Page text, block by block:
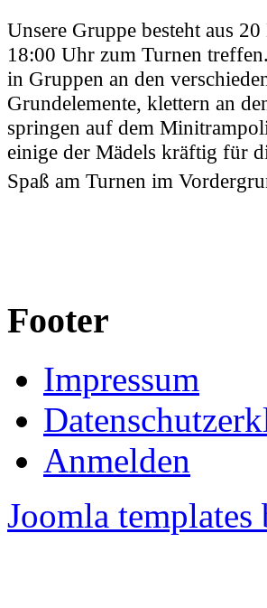
Unsere Gruppe besteht aus
18:00 Uhr zum Turnen
in Gruppen an den
Grundelemente, klettern an
springen auf dem
einige der Mädels kräftig für
Spaß am Turnen im
Footer
Impressum
Anmelden
Joomla